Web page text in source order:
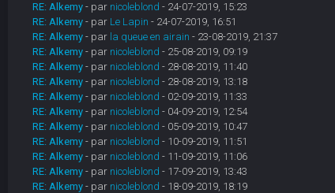
RE: Alkemy - par nicoleblond - 24-07-2019, 15:23
RE: Alkemy - par Le Lapin - 24-07-2019, 16:51
RE: Alkemy - par la queue en airain - 23-08-2019, 21:37
RE: Alkemy - par nicoleblond - 25-08-2019, 09:19
RE: Alkemy - par nicoleblond - 28-08-2019, 11:40
RE: Alkemy - par nicoleblond - 28-08-2019, 13:18
RE: Alkemy - par nicoleblond - 02-09-2019, 11:33
RE: Alkemy - par nicoleblond - 04-09-2019, 12:54
RE: Alkemy - par nicoleblond - 05-09-2019, 10:47
RE: Alkemy - par nicoleblond - 10-09-2019, 11:51
RE: Alkemy - par nicoleblond - 11-09-2019, 11:06
RE: Alkemy - par nicoleblond - 17-09-2019, 13:43
RE: Alkemy - par nicoleblond - 18-09-2019, 18:19